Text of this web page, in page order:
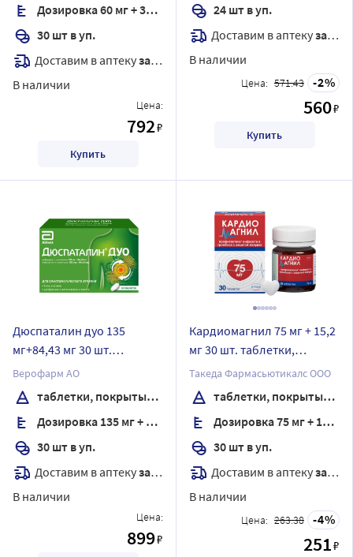
Дозировка 60 мг + 300 мг
30 шт в уп.
Доставим в аптекузавтра
В наличии
Цена:
792₽
Купить
24 шт в уп.
Доставим в аптекузавтра
В наличии
Цена: 571.43 2
560₽
Купить
Дюспаталин дуо 135
мг+84,43 мг 30 шт.
таблетки, покрытые
пленочной оболочкой
Верофарм АО
таблетки, покрытые пленочной оболочкой
Дозировка 135 мг + 84,43 мг
30 шт в уп.
Доставим в аптекузавтра
В наличии
Цена:
899₽
Кардиомагнил 75 мг + 15,2
мг 30 шт. таблетки,
покрытые пленочной
оболочкой
Такеда Фармасьютикалс ООО
таблетки, покрытые пленочной оболочкой
Дозировка 75 мг + 15,2 мг
30 шт в уп.
Доставим в аптекузавтра
В наличии
Цена: 263.38 4
251₽